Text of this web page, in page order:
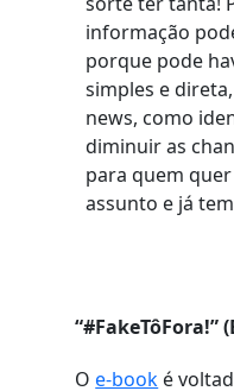
informação
porque pode
simples e
news, como
diminuir as
para quem
assunto e já
“#FakeTôFora!”
Oe-book é